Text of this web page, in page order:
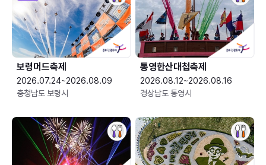
보령머드축제
2026.07.24~2026.08.09
충청남도 보령시
통영한산대첩축제
2026.08.12~2026.08.16
경상남도 통영시